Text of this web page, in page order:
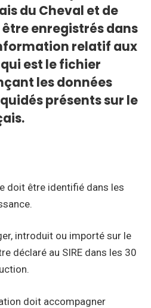
du Cheval et de
être enregistrés dans
relatif aux
est le fichier
les données
présents sur le
doit être identifié dans les
introduit ou importé sur le
déclaré au SIRE dans les 30
doit accompagner